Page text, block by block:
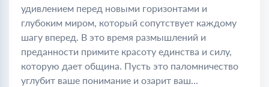
удивлением перед новыми горизонтами и
глубоким миром, который сопутствует каждому
шагу вперед. В это время размышлений и
преданности примите красоту единства и силу,
которую дает община. Пусть это паломничество
углубит ваше понимание и озарит ваш...